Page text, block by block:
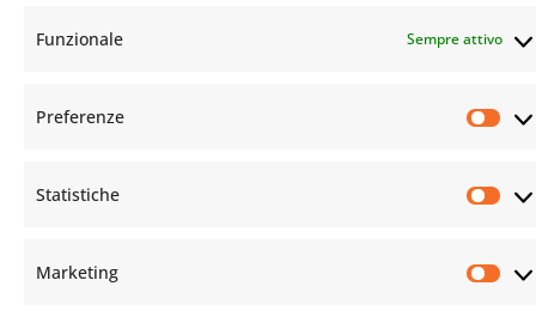
Funzionale Sempre attivo
Preferenze
Statistiche
Marketing